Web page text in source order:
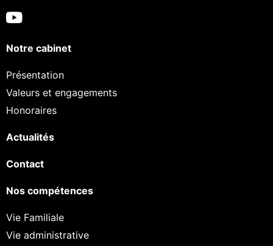
Notre cabinet
Présentation
Valeurs et engagements
Honoraires
Actualités
Contact
Nos compétences
Vie Familiale
Vie administrative